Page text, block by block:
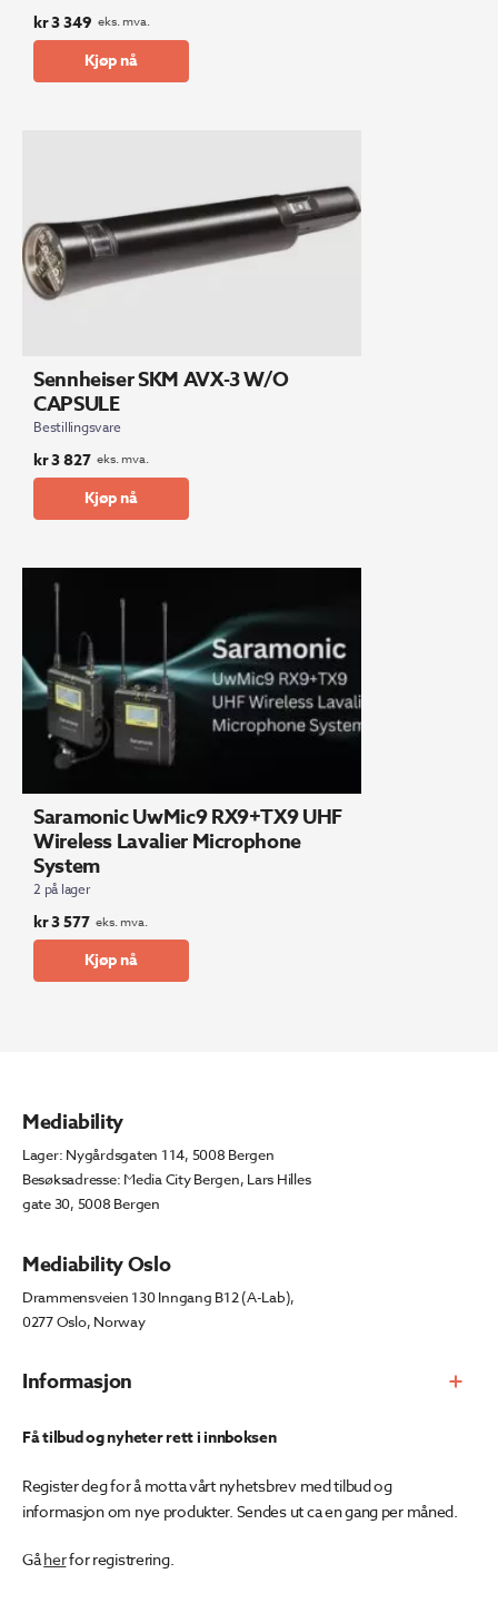
kr3 349 eks. mva.
Kjøp nå
Sennheiser SKM AVX-3 W/O
CAPSULE
Bestillingsvare
kr3 827 eks. mva.
Kjøp nå
Saramonic UwMic9 RX9+TX9 UHF
Wireless Lavalier Microphone
System
2 på lager
kr3 577 eks. mva.
Kjøp nå
Informasjon
Mediability
Lager: Nygårdsgaten 114, 5008 Bergen
Besøksadresse: Media City Bergen, Lars Hilles
gate 30, 5008 Bergen
Mediability Oslo
Drammensveien 130 Inngang B12 (A-Lab),
0277 Oslo, Norway
Få tilbud og nyheter rett i innboksen
Register deg for å motta vårt nyhetsbrev med tilbud og
informasjon om nye produkter. Sendes ut ca en gang per måned.
Gåherfor registrering.